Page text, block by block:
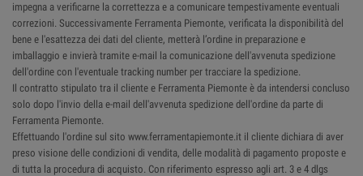
impegna a verificarne la correttezza e a comunicare tempestivamente eventuali
correzioni. Successivamente Ferramenta Piemonte, verificata la disponibilità del
bene e l'esattezza dei dati del cliente, metterà l’ordine in preparazione e
imballaggio e invierà tramite e-mail la comunicazione dell'avvenuta spedizione
dell'ordine con l'eventuale tracking number per tracciare la spedizione.
Il contratto stipulato tra il cliente e Ferramenta Piemonte è da intendersi concluso
solo dopo l'invio della e-mail dell'avvenuta spedizione dell'ordine da parte di
Ferramenta Piemonte.
Effettuando l'ordine sul sito www.ferramentapiemonte.it il cliente dichiara di aver
preso visione delle condizioni di vendita, delle modalità di pagamento proposte e
di tutta la procedura di acquisto. Con riferimento espresso agli art. 3 e 4 dlgs